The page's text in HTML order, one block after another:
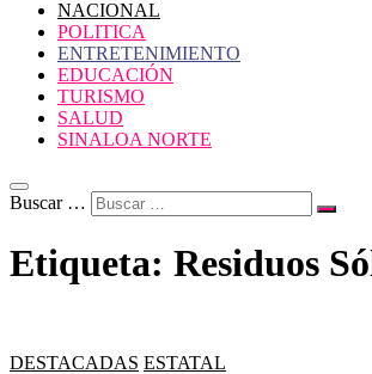
NACIONAL
POLITICA
ENTRETENIMIENTO
EDUCACIÓN
TURISMO
SALUD
SINALOA NORTE
Buscar …
Etiqueta: Residuos
DESTACADAS ESTATAL